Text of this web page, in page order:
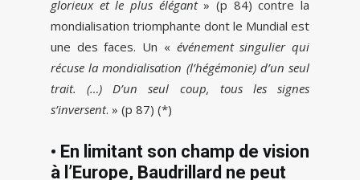
glorieux et le plus élégant» (p 84) contre la
mondialisation triomphante dont le Mundial est
une des faces. Un « événement singulier qui
récuse la mondialisation (l’hégémonie) d’un seul
trait. (…) D’un seul coup, tous les signes
s’inversent. » (p 87) (*)
• En limitant son champ de vision
à l’Europe, Baudrillard ne peut